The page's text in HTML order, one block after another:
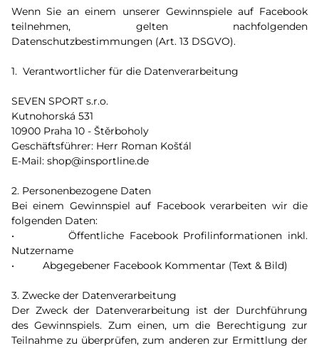
Wenn Sie an einem unserer Gewinnspiele auf Facebook
teilnehmen, gelten nachfolgenden
Datenschutzbestimmungen (Art. 13 DSGVO).
1. Verantwortlicher für die Datenverarbeitung
SEVEN SPORT s.r.o.
Kutnohorská 531
10900 Praha 10 - Štěrboholy
Geschäftsführer: Herr Roman Košťál
E-Mail: shop@insportline.de
2. Personenbezogene Daten
Bei einem Gewinnspiel auf Facebook verarbeiten wir die
folgenden Daten:
• Öffentliche Facebook Profilinformationen inkl.
Nutzername
• Abgegebener Facebook Kommentar (Text & Bild)
3. Zwecke der Datenverarbeitung
Der Zweck der Datenverarbeitung ist der Durchführung
des Gewinnspiels. Zum einen, um die Berechtigung zur
Teilnahme zu überprüfen, zum anderen zur Ermittlung der